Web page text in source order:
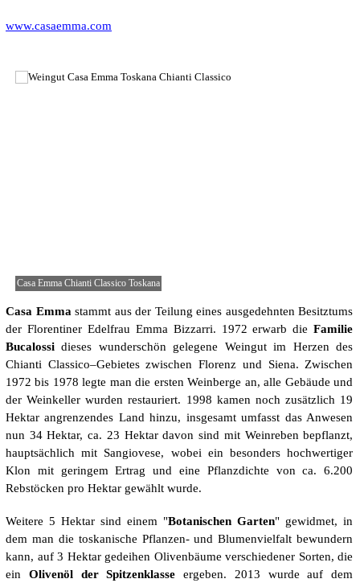
www.casaemma.com
Casa Emma Chianti Classico Toskana
Casa Emma stammt aus der Teilung eines ausgedehnten Besitztums
der Florentiner Edelfrau Emma Bizzarri. 1972 erwarb dieFamilie
Bucalossi dieses wunderschön gelegene Weingut im Herzen des
Chianti Classico–Gebietes zwischen Florenz und Siena. Zwischen
1972 bis 1978 legte man die ersten Weinberge an, alle Gebäude und
der Weinkeller wurden restauriert. 1998 kamen noch zusätzlich 19
Hektar angrenzendes Land hinzu, insgesamt umfasst das Anwesen
nun 34 Hektar, ca. 23 Hektar davon sind mit Weinreben bepflanzt,
hauptsächlich mit Sangiovese, wobei ein besonders hochwertiger
Klon mit geringem Ertrag und eine Pflanzdichte von ca. 6.200
Rebstöcken pro Hektar gewählt wurde.
Weitere 5 Hektar sind einem "Botanischen Garten" gewidmet, in
dem man die toskanische Pflanzen- und Blumenvielfalt bewundern
kann, auf 3 Hektar gedeihen Olivenbäume verschiedener Sorten, die
ein Olivenöl der Spitzenklasse ergeben. 2013 wurde auf dem